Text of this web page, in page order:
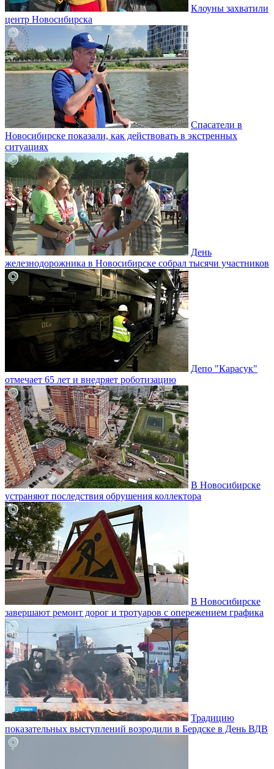
Клоуны захватили
центр Новосибирска
Спасатели в
Новосибирске показали, как действовать в экстренных
ситуациях
День
железнодорожника в Новосибирске собрал тысячи участников
Депо "Карасук"
отмечает 65 лет и внедряет роботизацию
В Новосибирске
устраняют последствия обрушения коллектора
В Новосибирске
завершают ремонт дорог и тротуаров с опережением графика
Традицию
показательных выступлений возродили в Бердске в День ВДВ